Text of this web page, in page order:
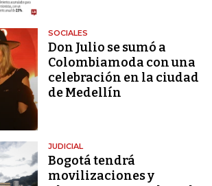
SOCIALES
Don Julio se sumó a
Colombiamoda con una
celebración en la ciudad
de Medellín
JUDICIAL
Bogotá tendrá
movilizaciones y